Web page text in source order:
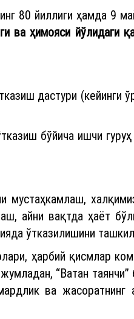
80 йиллиги ҳамда 9
ва ҳимояси йўлидаги
дастури (кейинги
бўйича ишчи
айни вақтда ҳаёт
ўтказилишини
ҳарбий қисмлар
“Ватан таянчи”
ва жасоратнинг